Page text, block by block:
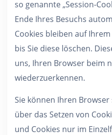
so genannte „Session-
Ende Ihres Besuchs
Cookies bleiben auf
bis Sie diese löschen.
uns, Ihren Browser beim
wiederzuerkennen.
Sie können Ihren
über das Setzen von
und Cookies nur im